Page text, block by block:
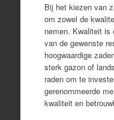
Bij het kiezen van
om zowel de
nemen. Kwaliteit is
van de gewenste
hoogwaardige
sterk gazon of
raden om te
gerenommeerde
kwaliteit en